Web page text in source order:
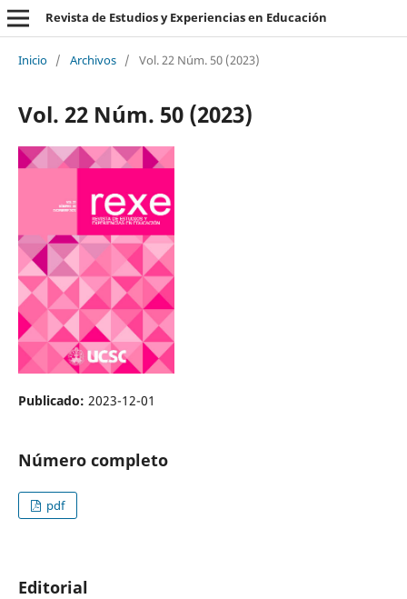
Revista de Estudios y Experiencias en Educación
Inicio / Archivos / Vol. 22 Núm. 50 (2023)
Vol. 22 Núm. 50 (2023)
Publicado: 2023-12-01
Número completo
pdf
Editorial